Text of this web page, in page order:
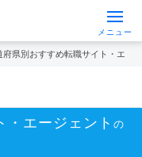
メニュー
府県別おすすめ転職サイト・エー
・エージェントの